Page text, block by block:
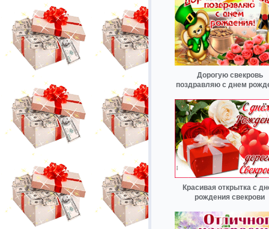
Дорогую свекровь
поздравляю с днем
Красивая открытка с
рождения свекрови